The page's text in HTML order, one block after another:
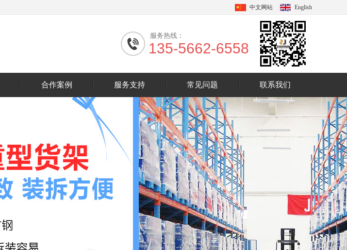
中文网站 English
服务热线：
135-5662-6558
合作案例 服务支持 常见问题 联系我们